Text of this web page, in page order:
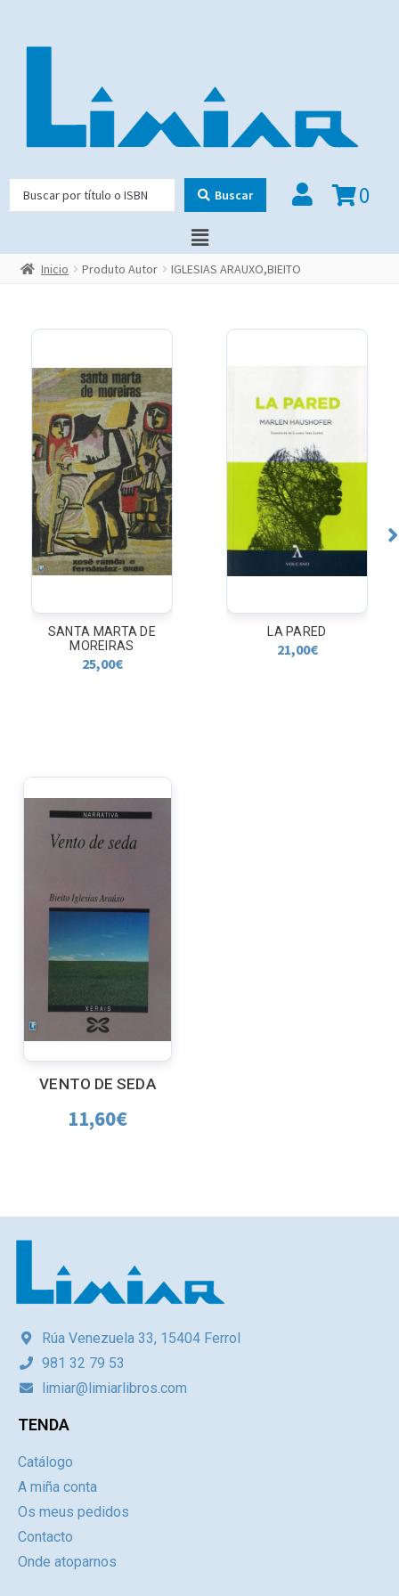
Buscar 0
Inicio Produto Autor IGLESIAS ARAUXO,BIEITO
SANTA MARTA DE
MOREIRAS
25,00€
LA PARED
21,00€
VENTO DE SEDA
11,60€
Rúa Venezuela 33, 15404 Ferrol
981 32 79 53
limiar@limiarlibros.com
TENDA
Catálogo
A miña conta
Os meus pedidos
Contacto
Onde atoparnos